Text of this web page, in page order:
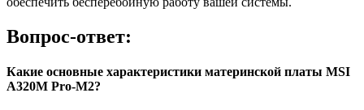
Вопрос-ответ:
Какие основные характеристики материнской платы MSI
A320M Pro-M2?